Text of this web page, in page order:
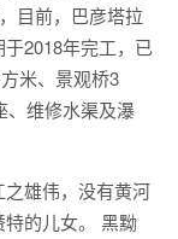
目前，巴彦塔拉
2018年完工，已
米、景观桥3
、维修水渠及瀑
雄伟，没有黄河
的儿女。 黑黝